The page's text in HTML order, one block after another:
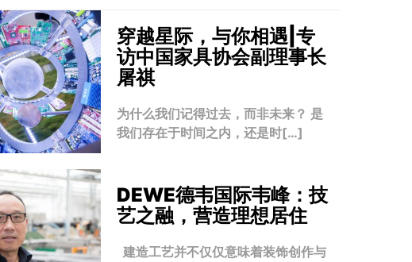
穿越星际，与你相遇|专
访中国家具协会副理事长
屠祺
为什么我们记得过去，而非未来？ 是
我们存在于时间之内，还是时[…]
DEWE德韦国际韦峰：技
艺之融，营造理想居住
建造工艺并不仅仅意味着装饰创作与